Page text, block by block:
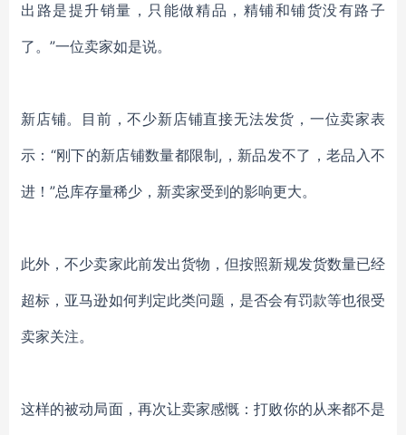
出路是提升销量，只能做精品，精铺和铺货没有路子
了。”一位卖家如是说。
新店铺。目前，不少新店铺直接无法发货，一位卖家表
示： “刚下的新店铺数量都限制,，新品发不了，老品入不
进！”总库存量稀少，新卖家受到的影响更大。
此外，不少卖家此前发出货物，但按照新规发货数量已经
超标，亚马逊如何判定此类问题，是否会有罚款等也很受
卖家关注。
这样的被动局面，再次让卖家感慨：打败你的从来都不是